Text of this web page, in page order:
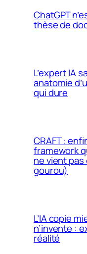
ChatGPT
thèse de
L’expert IA
anatomie
qui dure
CRAFT :
framework
ne vient pas
gourou)
L’IA copie
n’invente :
réalité